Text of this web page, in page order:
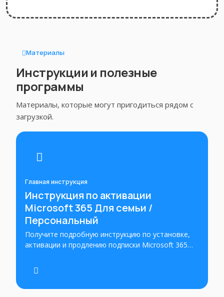
Материалы
Инструкции и полезные
программы
Материалы, которые могут пригодиться рядом с
загрузкой.
Главная инструкция
Инструкция по активации
Microsoft 365 Для семьи /
Персональный
Получите подробную инструкцию по установке,
активации и продлению подписки Microsoft 365
устанавливать и настраивать мощный офисный
пакет. Улучшите свою продуктивность.